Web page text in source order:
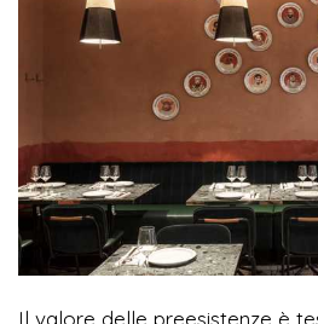
Il valore delle preesistenze è